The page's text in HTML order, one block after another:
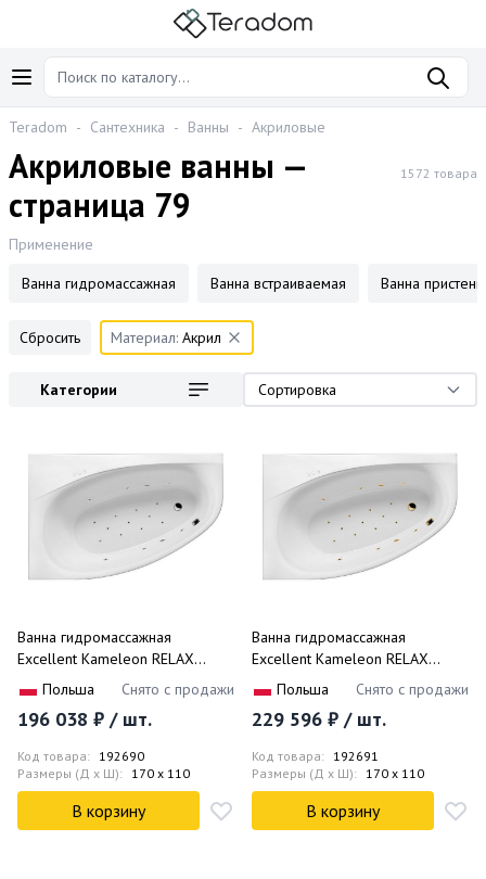
Teradom - Сантехника - Ванны - Акриловые
Акриловые ванны —
страница 79
1572 товара
Применение
Ванна гидромассажная
Ванна встраиваемая Ванна
Сбросить Материал: Акрил
Категории Сортировка
Ванна гидромассажная
Excellent Kameleon RELAX
WAEX.KML17.RELAX.CR 170x110
(белый глянцевый, хром),
каркас, слив- перелив, левая
Польша Снято с продажи
196 038 ₽ / шт.
Код товара: 192690
Размеры (Д x Ш): 170 x 110
В корзину
Ванна гидромассажная
Excellent Kameleon RELAX
WAEX.KML17.RELAX.GL 170x110
(белый глянцевый, золотой),
каркас, слив- перелив, левая
Польша Снято с продажи
229 596 ₽ / шт.
Код товара: 192691
Размеры (Д x Ш): 170 x 110
В корзину